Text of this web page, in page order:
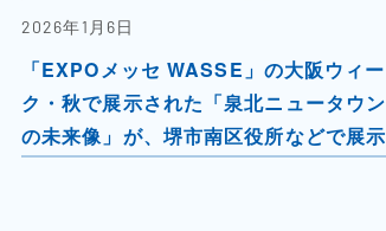
2026年1月6日
「EXPOメッセ WASSE」の大阪ウィー
ク・秋で展示された「泉北ニュータウン
の未来像」が、堺市南区役所などで展示